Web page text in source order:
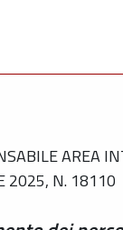
AREA
2025, N. 18110